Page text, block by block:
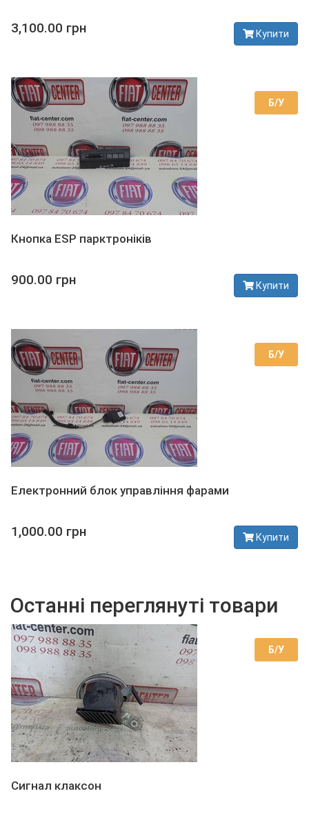
3,100.00 грн Купити
Б/У
Кнопка ESP парктроніків
900.00 грн Купити
Б/У
Електронний блок управління фарами
1,000.00 грн Купити
Останні переглянуті товари
Б/У
Сигнал клаксон